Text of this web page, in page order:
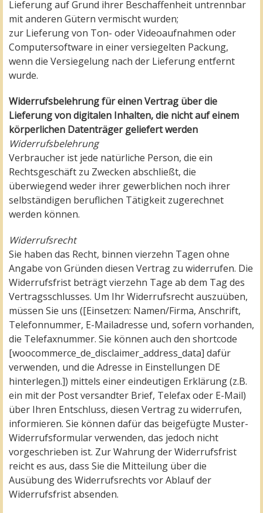
Lieferung auf Grund ihrer Beschaffenheit untrennbar
mit anderen Gütern vermischt wurden;
zur Lieferung von Ton- oder Videoaufnahmen oder
Computersoftware in einer versiegelten Packung,
wenn die Versiegelung nach der Lieferung entfernt
wurde.
Widerrufsbelehrung für einen Vertrag über die
Lieferung von digitalen Inhalten, die nicht auf einem
körperlichen Datenträger geliefert werden
Widerrufsbelehrung
Verbraucher ist jede natürliche Person, die ein
Rechtsgeschäft zu Zwecken abschließt, die
überwiegend weder ihrer gewerblichen noch ihrer
selbständigen beruflichen Tätigkeit zugerechnet
werden können.
Widerrufsrecht
Sie haben das Recht, binnen vierzehn Tagen ohne
Angabe von Gründen diesen Vertrag zu widerrufen. Die
Widerrufsfrist beträgt vierzehn Tage ab dem Tag des
Vertragsschlusses. Um Ihr Widerrufsrecht auszuüben,
müssen Sie uns ([Einsetzen: Namen/Firma, Anschrift,
Telefonnummer, E-Mailadresse und, sofern vorhanden,
die Telefaxnummer. Sie können auch den shortcode
[woocommerce_de_disclaimer_address_data] dafür
verwenden, und die Adresse in Einstellungen DE
hinterlegen.]) mittels einer eindeutigen Erklärung (z.B.
ein mit der Post versandter Brief, Telefax oder E-Mail)
über Ihren Entschluss, diesen Vertrag zu widerrufen,
informieren. Sie können dafür das beigefügte Muster-
Widerrufsformular verwenden, das jedoch nicht
vorgeschrieben ist. Zur Wahrung der Widerrufsfrist
reicht es aus, dass Sie die Mitteilung über die
Ausübung des Widerrufsrechts vor Ablauf der
Widerrufsfrist absenden.